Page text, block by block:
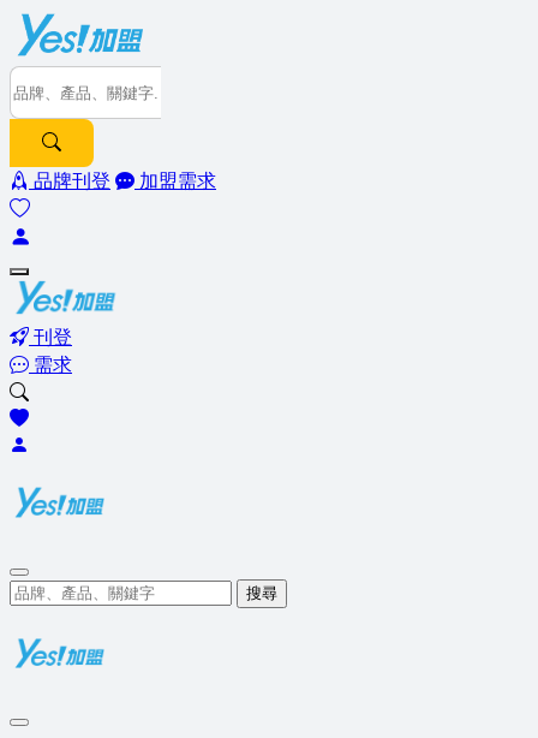
品牌刊登 加盟需求
刊登
需求
搜尋